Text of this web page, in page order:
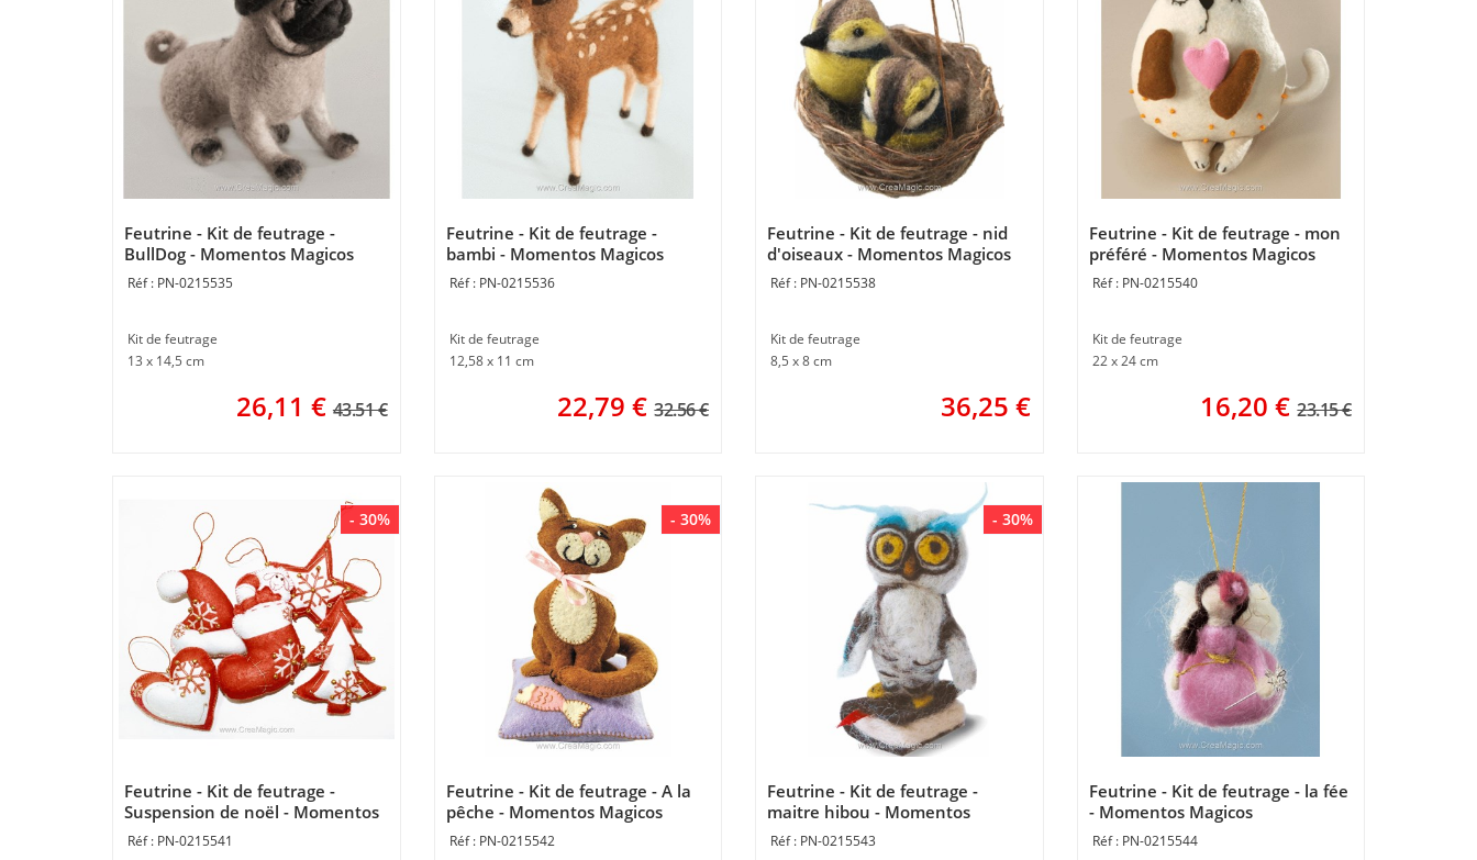
Feutrine - Kit de feutrage -
BullDog - Momentos Magicos
PN-0215535
Kit de feutrage
13 x 14,5 cm
26,11 € 43.51 €
Feutrine - Kit de feutrage -
bambi - Momentos Magicos
PN-0215536
Kit de feutrage
12,58 x 11 cm
22,79 € 32.56 €
Feutrine - Kit de feutrage - nid
d'oiseaux - Momentos Magicos
PN-0215538
Kit de feutrage
8,5 x 8 cm
36,25 €
Feutrine - Kit de feutrage - mon
préféré - Momentos Magicos
PN-0215540
Kit de feutrage
22 x 24 cm
16,20 € 23.15 €
- 30%
Feutrine - Kit de feutrage -
Suspension de noël - Momentos
MagicosPN-0215541
- 30%
Feutrine - Kit de feutrage - A la
pêche - Momentos Magicos
PN-0215542
- 30%
Feutrine - Kit de feutrage -
maitre hibou - Momentos
MagicosPN-0215543
Feutrine - Kit de feutrage - la fée
- Momentos Magicos
PN-0215544